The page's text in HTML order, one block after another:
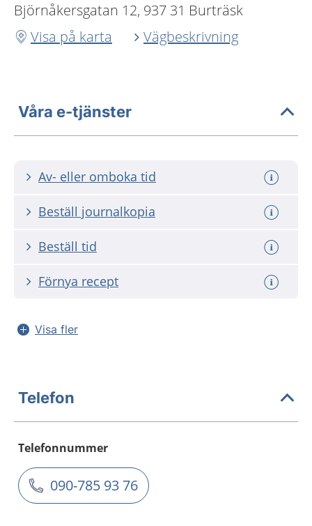
Björnåkersgatan 12, 937 31 Burträsk
Visa på karta
Vägbeskrivning
Våra e-tjänster
Av- eller omboka tid
Beställ journalkopia
Beställ tid
Förnya recept
Visa fler
Telefon
Telefonnummer
090-785 93 76